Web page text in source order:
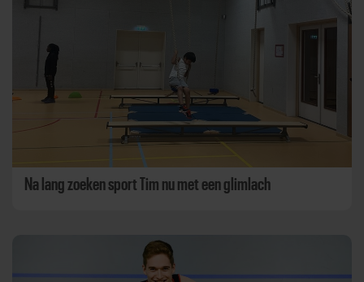
Na lang zoeken sport Tim nu met een glimlach